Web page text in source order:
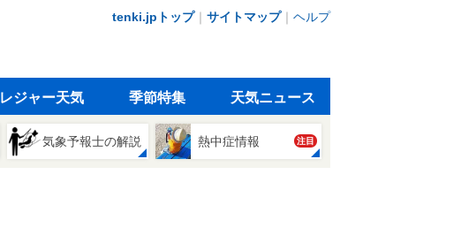
tenki.jpトップ｜ サイトマップ｜ ヘルプ
レジャー天気 季節特集 天気ニュース
気象予報士の解説 熱中症情報 注目